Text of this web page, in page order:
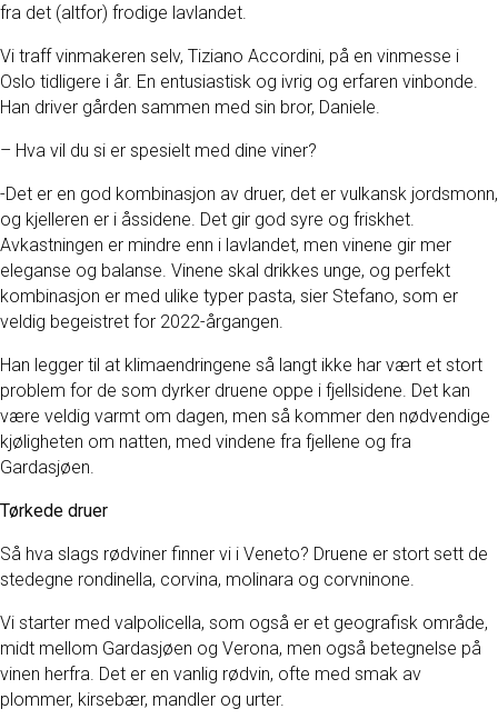
fra det (altfor) frodige lavlandet.
Vi traff vinmakeren selv, Tiziano Accordini, på en vinmesse i
Oslo tidligere i år. En entusiastisk og ivrig og erfaren vinbonde.
Han driver gården sammen med sin bror, Daniele.
– Hva vil du si er spesielt med dine viner?
-Det er en god kombinasjon av druer, det er vulkansk jordsmonn,
og kjelleren er i åssidene. Det gir god syre og friskhet.
Avkastningen er mindre enn i lavlandet, men vinene gir mer
eleganse og balanse. Vinene skal drikkes unge, og perfekt
kombinasjon er med ulike typer pasta, sier Stefano, som er
veldig begeistret for 2022-årgangen.
Han legger til at klimaendringene så langt ikke har vært et stort
problem for de som dyrker druene oppe i fjellsidene. Det kan
være veldig varmt om dagen, men så kommer den nødvendige
kjøligheten om natten, med vindene fra fjellene og fra
Gardasjøen.
Tørkede druer
Så hva slags rødviner finner vi i Veneto? Druene er stort sett de
stedegne rondinella, corvina, molinara og corvninone.
Vi starter med valpolicella, som også er et geografisk område,
midt mellom Gardasjøen og Verona, men også betegnelse på
vinen herfra. Det er en vanlig rødvin, ofte med smak av
plommer, kirsebær, mandler og urter.